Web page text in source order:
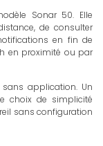
Sonar 50. Elle
de consulter
en fin de
en proximité ou par
application. Un
choix de simplicité
sans configuration